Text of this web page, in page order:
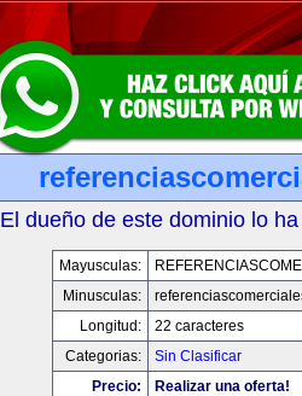
El dueño de este dominio lo
Mayusculas:
Minusculas:
Longitud:
22 caracteres
Categorias:
Sin Clasificar
Precio:
Realizar una oferta!